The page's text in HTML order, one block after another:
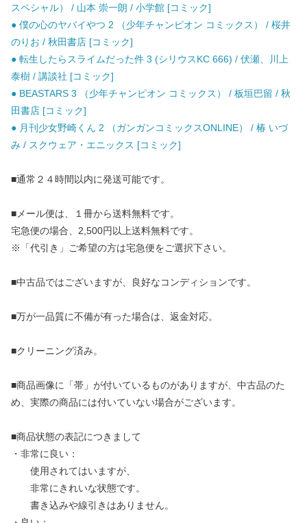
スペシャル） / 山本 崇一朗 / 小学館 [コミック]
● 僕の心のヤバイやつ 2 （少年チャンピオン コミックス） / 桜井
のりお / 秋田書店 [コミック]
● 転生したらスライムだった件 3 (シリウスKC 666) / 伏瀬、川上
泰樹 / 講談社 [コミック]
● BEASTARS 3 （少年チャンピオン コミックス） / 板垣巴留 / 秋
田書店 [コミック]
● 月刊少女野崎くん 2 （ガンガンコミックスONLINE） / 椿 いづ
み / スクウェア・エニックス [コミック]
■通常２４時間以内に発送可能です。
■メール便は、１冊から送料無料です。
宅急便の場合、2,500円以上送料無料です。
※「代引き」ご希望の方は宅急便をご選択下さい。
■中古品ではございますが、良好なコンディションです。
■万が一品質に不備が有った場合は、返金対応。
■クリーニング済み。
■商品画像に「帯」が付いているものがありますが、中古品のた
め、実際の商品には付いていない場合がございます。
■商品状態の表記につきまして
・非常に良い：
使用されてはいますが、
非常にきれいな状態です。
書き込みや線引きはありません。